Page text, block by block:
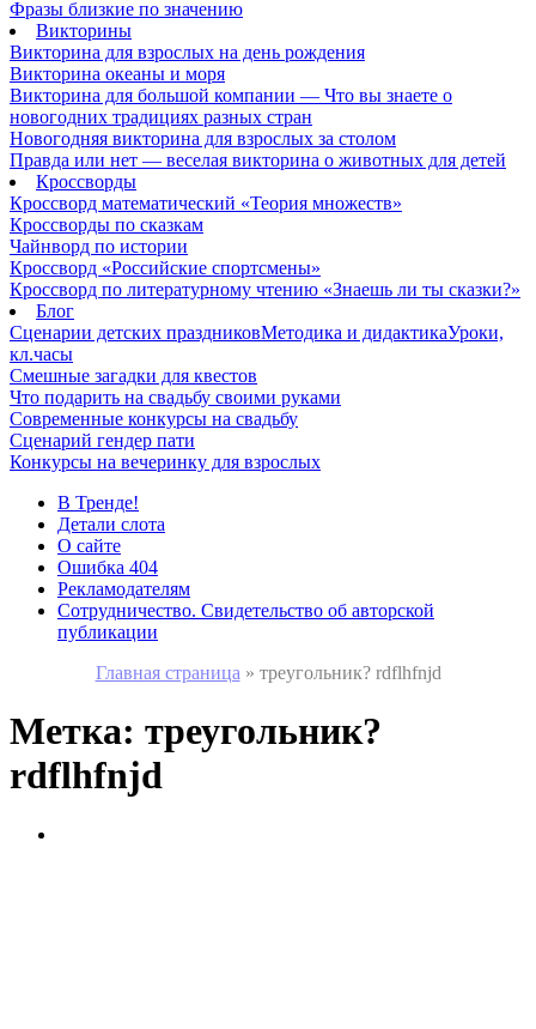
Фразы близкие по значению
Викторины
Викторина для взрослых на день рождения
Викторина океаны и моря
Викторина для большой компании — Что вы знаете о
новогодних традициях разных стран
Новогодняя викторина для взрослых за столом
Правда или нет — веселая викторина о животных для детей
Кроссворды
Кроссворд математический «Теория множеств»
Кроссворды по сказкам
Чайнворд по истории
Кроссворд «Российские спортсмены»
Кроссворд по литературному чтению «Знаешь ли ты сказки?»
Блог
Сценарии детских праздниковМетодика и дидактикаУроки,
кл.часы
Смешные загадки для квестов
Что подарить на свадьбу своими руками
Современные конкурсы на свадьбу
Сценарий гендер пати
Конкурсы на вечеринку для взрослых
В Тренде!
Детали слота
О сайте
Ошибка 404
Рекламодателям
Сотрудничество. Свидетельство об авторской
публикации
Главная страница » треугольник? rdflhfnjd
Метка: треугольник?
rdflhfnjd